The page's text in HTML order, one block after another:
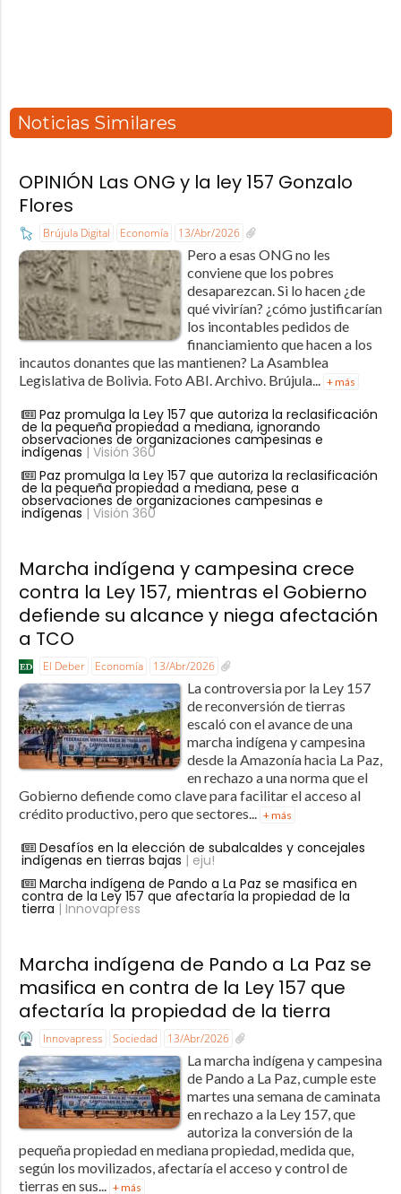
Noticias Similares
OPINIÓN Las ONG y la ley 157 Gonzalo
Flores
Brújula Digital Economía 13/Abr/2026
Pero a esas ONG no les
conviene que los pobres
desaparezcan. Si lo hacen ¿de
qué vivirían? ¿cómo justificarían
los incontables pedidos de
financiamiento que hacen a los
incautos donantes que las mantienen? La Asamblea
Legislativa de Bolivia. Foto ABI. Archivo. Brújula... + más
Paz promulga la Ley 157 que autoriza la reclasificación
de la pequeña propiedad a mediana, ignorando
observaciones de organizaciones campesinas e
indígenas | Visión 360
Paz promulga la Ley 157 que autoriza la reclasificación
de la pequeña propiedad a mediana, pese a
observaciones de organizaciones campesinas e
indígenas | Visión 360
Marcha indígena y campesina crece
contra la Ley 157, mientras el Gobierno
defiende su alcance y niega afectación
a TCO
El Deber Economía 13/Abr/2026
La controversia por la Ley 157
de reconversión de tierras
escaló con el avance de una
marcha indígena y campesina
desde la Amazonía hacia La Paz,
en rechazo a una norma que el
Gobierno defiende como clave para facilitar el acceso al
crédito productivo, pero que sectores...
+ más
Desafíos en la elección de subalcaldes y concejales
indígenas en tierras bajas | eju!
Marcha indígena de Pando a La Paz se masifica en
contra de la Ley 157 que afectaría la propiedad de la
tierra | Innovapress
Marcha indígena de Pando a La Paz se
masifica en contra de la Ley 157 que
afectaría la propiedad de la tierra
Innovapress Sociedad 13/Abr/2026
La marcha indígena y campesina
de Pando a La Paz, cumple este
martes una semana de caminata
en rechazo a la Ley 157, que
autoriza la conversión de la
pequeña propiedad en mediana propiedad, medida que,
según los movilizados, afectaría el acceso y control de
tierras en sus...
+ más